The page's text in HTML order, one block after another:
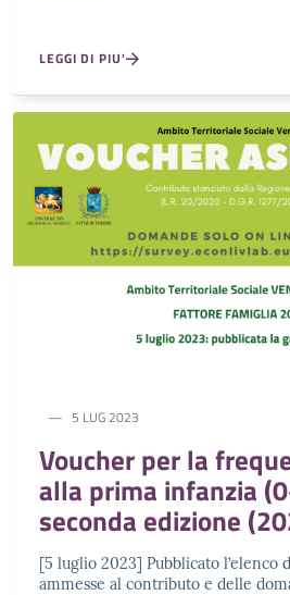
LEGGI DI PIU'
5 LUG 2023
Voucher per la
alla prima infanzia
seconda edizione
[5 luglio 2023] Pubblicato l’elenco
ammesse al contributo e delle